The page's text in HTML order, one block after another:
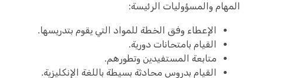
المهام والمسؤوليات الرئيسة:
الإعطاء وفق الخطة للمواد التي يقوم بتدريسها.
القيام بامتحانات دورية.
متابعة المستفيدين وتطورهم.
القيام بدروس محادثة بسيطة باللغة الإنكليزية.